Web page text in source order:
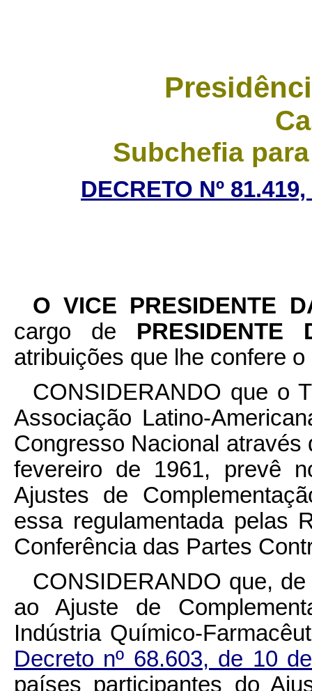
Subchefia
DECRETO Nº
O VICE PRESIDENTE
cargo de
atribuições que lhe confere
CONSIDERANDO que o
Associação Latino-
Congresso Nacional através
fevereiro de 1961, prevê
Ajustes de
essa regulamentada pelas
Conferência das Partes
CONSIDERANDO que,
ao Ajuste de
Indústria Químico-
Decreto nº 68.603, de 10
países participantes do